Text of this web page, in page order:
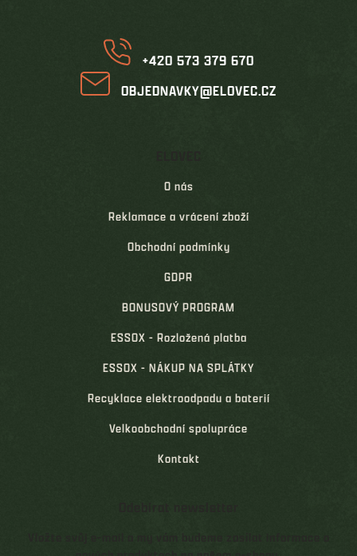
+420 573 379 670
OBJEDNAVKY@ELOVEC.CZ
O nás
Reklamace a vrácení zboží
Obchodní podmínky
GDPR
BONUSOVÝ PROGRAM
ESSOX - Rozložená platba
ESSOX - NÁKUP NA SPLÁTKY
Recyklace elektroodpadu a baterií
Velkoobchodní spolupráce
Kontakt